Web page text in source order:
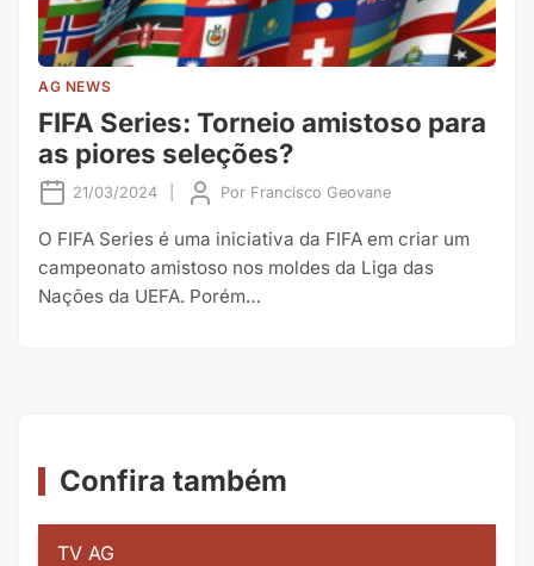
AG NEWS
FIFA Series: Torneio amistoso para
as piores seleções?
21/03/2024 Por Francisco Geovane
O FIFA Series é uma iniciativa da FIFA em criar um
campeonato amistoso nos moldes da Liga das
Nações da UEFA. Porém…
Confira também
TV AG